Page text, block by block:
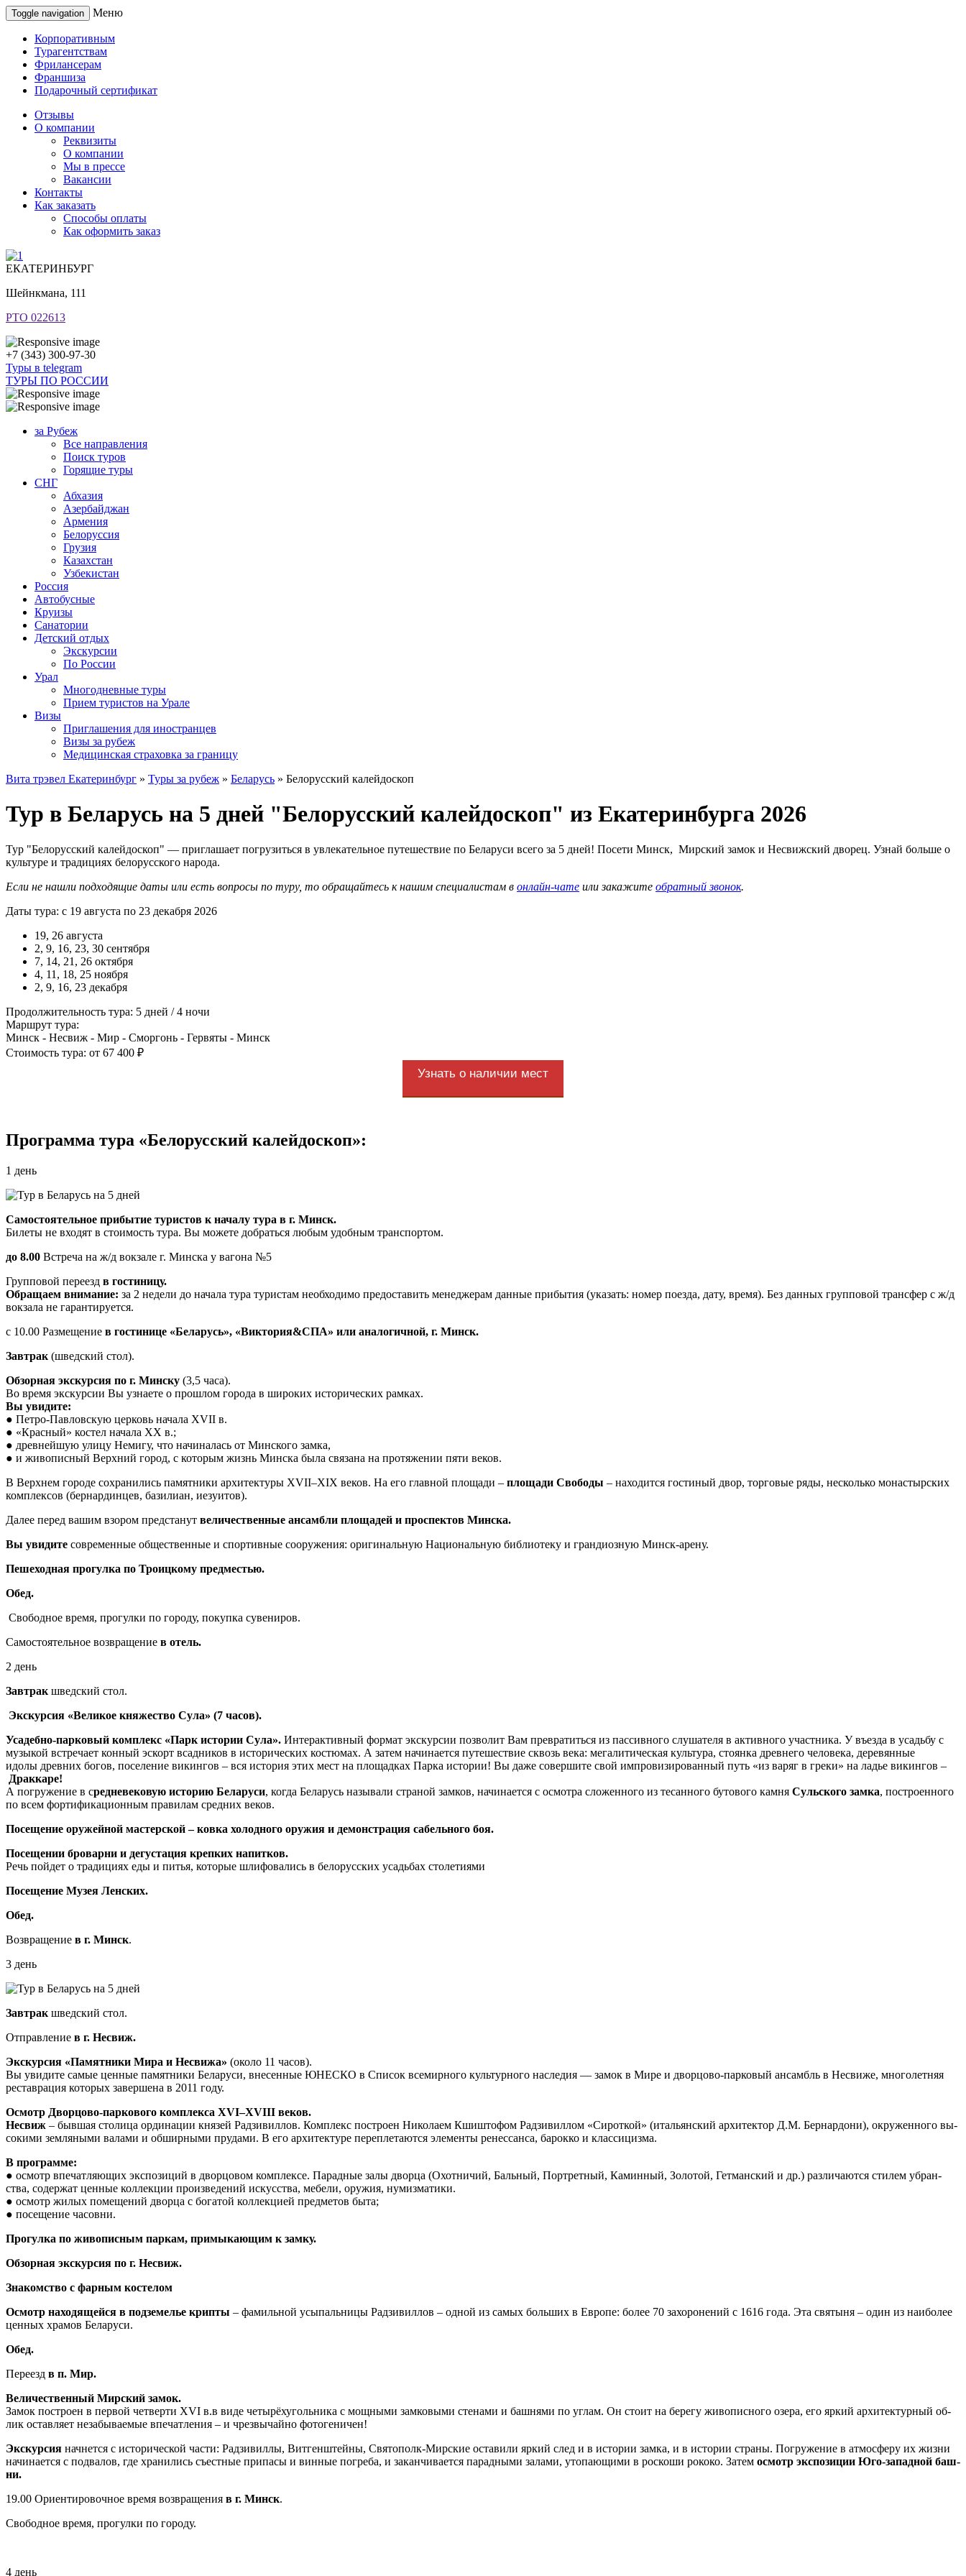
Toggle navigation Меню
Корпоративным
Турагентствам
Фрилансерам
Франшиза
Подарочный сертификат
Отзывы
О компании
Реквизиты
О компании
Мы в прессе
Вакансии
Контакты
Как заказать
Способы оплаты
Как оформить заказ
ЕКАТЕРИНБУРГ
Шейнкмана, 111
РТО 022613
+7 (343) 300-97-30
Туры в telegram
ТУРЫ ПО РОССИИ
за Рубеж
Все направления
Поиск туров
Горящие туры
СНГ
Абхазия
Азербайджан
Армения
Белоруссия
Грузия
Казахстан
Узбекистан
Россия
Автобусные
Круизы
Санатории
Детский отдых
Экскурсии
По России
Урал
Многодневные туры
Прием туристов на Урале
Визы
Приглашения для иностранцев
Визы за рубеж
Медицинская страховка за границу
Вита трэвел Екатеринбург » Туры за рубеж » Беларусь » Белорусский калейдоскоп
Тур в Беларусь на 5 дней "Белорусский калейдоскоп" из Екатеринбурга 2026
Тур "Белорусский калейдоскоп" — приглашает погрузиться в увлекательное путешествие по Беларуси всего за 5 дней! Посети Минск, Мирский замок и Несвижский дворец. Узнай больше о
культуре и традициях белорусского народа.
Если не нашли подходящие даты или есть вопросы по туру, то обращайтесь к нашим специалистам в онлайн-чате или закажите обратный звонок.
Даты тура: с 19 августа по 23 декабря 2026
19, 26 августа
2, 9, 16, 23, 30 сентября
7, 14, 21, 26 октября
4, 11, 18, 25 ноября
2, 9, 16, 23 декабря
Продолжительность тура: 5 дней / 4 ночи
Маршрут тура:
Минск - Несвиж - Мир - Сморгонь - Гервяты - Минск
Стоимость тура: от 67 400 ₽
Узнать о наличии мест
Программа тура «Белорусский калейдоскоп»:
1 день
Самостоятельное прибытие туристов к началу тура в г. Минск.
Билеты не входят в стоимость тура. Вы можете добраться любым удобным транспортом.
до 8.00 Встреча на ж/д вокзале г. Минска у вагона №5
Групповой переезд в гостиницу.
Обращаем внимание: за 2 недели до начала тура туристам необходимо предоставить менеджерам данные прибытия (указать: номер поезда, дату, время). Без данных групповой трансфер с ж/д
вокзала не гарантируется.
с 10.00 Размещение в гостинице «Беларусь», «Виктория&СПА» или аналогичной, г. Минск.
Завтрак (шведский стол).
Обзорная экскурсия по г. Минску (3,5 часа).
Во время экскурсии Вы узнаете о прошлом города в широких исторических рамках.
Вы увидите:
● Петро-Павловскую церковь начала XVII в.
● «Красный» костел начала ХХ в.;
● древнейшую улицу Немигу, что начиналась от Минского замка,
● и живописный Верхний город, с которым жизнь Минска была связана на протяжении пяти веков.
В Верхнем городе сохранились памятники архитектуры XVII–XIX веков. На его главной площади – площади Свободы – находится гостиный двор, торговые ряды, несколько монастырских
комплексов (бернардинцев, базилиан, иезуитов).
Далее перед вашим взором предстанут величественные ансамбли площадей и проспектов Минска.
Вы увидите современные общественные и спортивные сооружения: оригинальную Национальную библиотеку и грандиозную Минск-арену.
Пешеходная прогулка по Троицкому предместью.
Обед.
Сво­бод­ное вре­мя, про­гул­ки по го­ро­ду, по­куп­ка су­ве­ни­ров.
Самостоятельное возвращение в отель.
2 день
Завтрак шведский стол.
Экскурсия «Великое княжество Сула» (7 часов).
Усадебно-парковый комплекс «Парк истории Сула». Интерактивный формат экскурсии позволит Вам превратиться из пассивного слушателя в активного участника. У въезда в усадьбу с
музыкой встречает конный эскорт всадников в исторических костюмах. А затем начинается путешествие сквозь века: мегалитическая культура, стоянка древнего человека, деревянные
идолы древних богов, поселение викингов – вся история этих мест на площадках Парка истории! Вы даже совершите свой импровизированный путь «из варяг в греки» на ладье викингов –
Драккаре!
А погружение в средневековую историю Беларуси, когда Беларусь называли страной замков, начинается с осмотра сложенного из тесанного бутового камня Сульского замка, построенного
по всем фортификационным правилам средних веков.
Посещение оружейной мастерской – ковка холодного оружия и демонстрация сабельного боя.
Посещении броварни и дегустация крепких напитков.
Речь пойдет о традициях еды и питья, которые шлифовались в белорусских усадьбах столетиями
Посещение Музея Ленских.
Обед.
Возвращение в г. Минск.
3 день
Завтрак шведский стол.
Отправление в г. Несвиж.
Экскурсия «Памятники Мира и Несвижа» (около 11 часов).
Вы уви­ди­те са­мые цен­ные па­мят­ни­ки Бе­ла­ру­си, вне­сен­ные ЮНЕСКО в Спи­сок все­мир­но­го куль­тур­но­го на­сле­дия — за­мок в Мире и дворцово-парковый ансамбль в Не­сви­же, мно­го­лет­няя
ре­став­ра­ция ко­то­рых за­вер­ше­на в 2011 го­ду.
Осмотр Дворцово-паркового комплекса XVI–XVIII веков.
Несвиж – бывшая столица ор­ди­на­ции кня­зей Рад­зи­вил­лов. Комплекс построен Ни­ко­ла­ем Кшишто­фом Рад­зи­вил­лом «Си­рот­кой» (итальянский ар­хи­тек­тор Д.М. Бер­нар­до­ни), окру­жен­но­го вы­
со­ки­ми зем­ля­ны­ми ва­ла­ми и об­шир­ны­ми пру­да­ми. В его ар­хи­тек­ту­ре пе­ре­пле­та­ют­ся эле­мен­ты ре­нес­сан­са, ба­рок­ко и клас­си­циз­ма.
В программе:
● осмотр впе­чат­ляю­щих экс­по­зи­ций в двор­цо­вом ком­плек­се. Парадные за­лы двор­ца (Охот­ни­чий, Баль­ный, Порт­рет­ный, Ка­мин­ный, Зо­ло­той, Гет­ман­ский и др.) раз­ли­ча­ют­ся сти­лем убран­
ства, со­дер­жат цен­ные кол­лек­ции про­из­ве­де­ний ис­кус­ства, ме­бе­ли, ору­жия, ну­миз­ма­ти­ки.
● осмотр жи­лых по­ме­ще­ний двор­ца с бо­га­той кол­лек­ци­ей пред­ме­тов бы­та;
● посещение ча­сов­ни.
Прогулка по живописным паркам, примыкающим к замку.
Обзорная экскурсия по г. Несвиж.
Знакомство с фарным костелом
Осмотр на­хо­дя­щей­ся в под­зе­ме­лье крипты – фамильной усы­паль­ни­цы Рад­зи­вил­лов – одной из са­мых боль­ших в Ев­ро­пе: бо­лее 70 за­хо­ро­не­ний с 1616 го­да. Эта свя­ты­ня – один из наи­бо­лее
цен­ных хра­мов Бе­ла­ру­си.
Обед.
Переезд в п. Мир.
Величественный Мирский замок.
Замок построен в первой четверти XVI в.в ви­де че­ты­рёхугольника с мощ­ны­ми зам­ко­вы­ми сте­на­ми и баш­ня­ми по уг­лам. Он стоит на бе­ре­гу жи­во­пис­но­го озе­ра, его яр­кий ар­хи­тек­тур­ный об­
лик остав­ля­ет не­за­бы­вае­мые впе­чат­ле­ния – и чрез­вы­чай­но фотогеничен!
Экс­кур­сия начнется с ис­то­ри­че­ской ча­сти: Рад­зи­вил­лы, Витгенштейны, Святополк-Мирские оста­ви­ли яр­кий след и в ис­то­рии зам­ка, и в ис­то­рии стра­ны. По­гру­же­ние в ат­мо­сфе­ру их жиз­ни
на­чи­на­ет­ся с под­ва­лов, где хра­ни­лись съе­ст­ные при­па­сы и вин­ные по­гре­ба, и за­кан­чи­ва­ет­ся парадными залами, утопающими в рос­ко­ши ро­ко­ко. За­тем осмотр экс­по­зи­ции Юго-западной баш­
ни.
19.00 Ориентировочное время возвращения в г. Минск.
Свободное время, прогулки по городу.
4 день